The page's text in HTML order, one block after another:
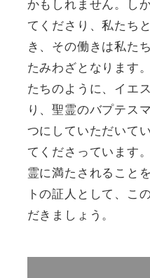
てくださり、私たち
き、その働きは私た
たみわざとなります
たちのように、イエ
り、聖霊のバプテス
つにしていただいて
てくださっています
霊に満たされること
トの証人として、こ
だきましょう。